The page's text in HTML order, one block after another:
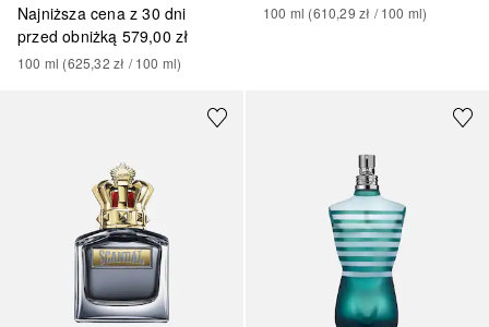
Najniższa cena z 30 dni
przed obniżką 579,00 zł
100 ml (625,32 zł / 100 ml)
100 ml (610,29 zł / 100 ml)